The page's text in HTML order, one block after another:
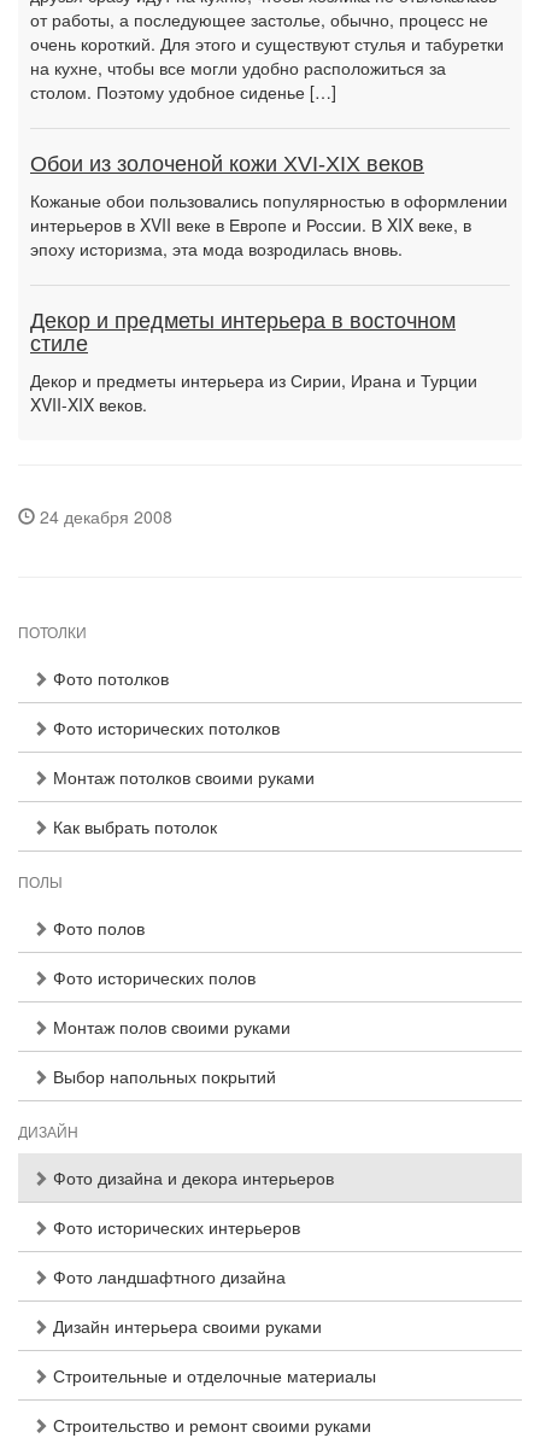
от работы, а последующее застолье, обычно, процесс не
очень короткий. Для этого и существуют стулья и табуретки
на кухне, чтобы все могли удобно расположиться за
столом. Поэтому удобное сиденье […]
Обои из золоченой кожи XVI-XIX веков
Кожаные обои пользовались популярностью в оформлении
интерьеров в XVII веке в Европе и России. В XIX веке, в
эпоху историзма, эта мода возродилась вновь.
Декор и предметы интерьера в восточном
стиле
Декор и предметы интерьера из Сирии, Ирана и Турции
XVII-XIX веков.
24 декабря 2008
ПОТОЛКИ
Фото потолков
Фото исторических потолков
Монтаж потолков своими руками
Как выбрать потолок
ПОЛЫ
Фото полов
Фото исторических полов
Монтаж полов своими руками
Выбор напольных покрытий
ДИЗАЙН
Фото дизайна и декора интерьеров
Фото исторических интерьеров
Фото ландшафтного дизайна
Дизайн интерьера своими руками
Строительные и отделочные материалы
Строительство и ремонт своими руками